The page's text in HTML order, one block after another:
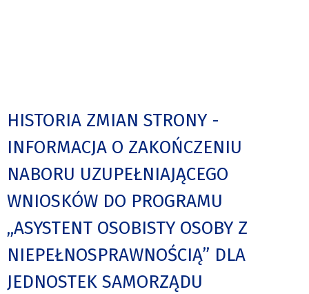
HISTORIA ZMIAN STRONY -
INFORMACJA O ZAKOŃCZENIU
NABORU UZUPEŁNIAJĄCEGO
WNIOSKÓW DO PROGRAMU
„ASYSTENT OSOBISTY OSOBY Z
NIEPEŁNOSPRAWNOŚCIĄ” DLA
JEDNOSTEK SAMORZĄDU